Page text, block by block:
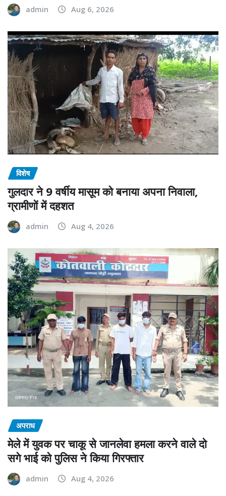
admin Aug 6, 2026
विशेष
गुलदार ने 9 वर्षीय मासूम को बनाया अपना निवाला,
ग्रामीणों में दहशत
admin Aug 4, 2026
अपराध
मेले में युवक पर चाकू से जानलेवा हमला करने वाले दो
सगे भाई को पुलिस ने किया गिरफ्तार
admin Aug 4, 2026